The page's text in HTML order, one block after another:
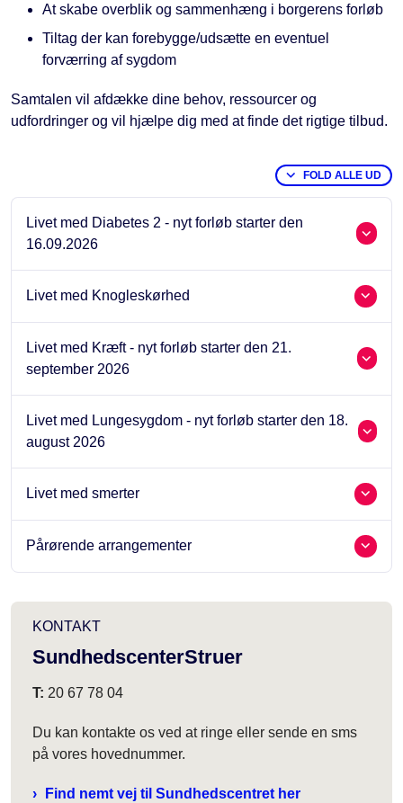
At skabe overblik og sammenhæng i borgerens forløb
Tiltag der kan forebygge/udsætte en eventuel
forværring af sygdom
Samtalen vil afdække dine behov, ressourcer og
udfordringer og vil hjælpe dig med at finde det rigtige tilbud.
FOLD ALLE UD
Livet med Diabetes 2 - nyt forløb starter den
16.09.2026
Livet med Knogleskørhed
Livet med Kræft - nyt forløb starter den 21.
september 2026
Livet med Lungesygdom - nyt forløb starter den 18.
august 2026
Livet med smerter
Pårørende arrangementer
KONTAKT
SundhedscenterStruer
T: 20 67 78 04
Du kan kontakte os ved at ringe eller sende en sms
på vores hovednummer.
Find nemt vej til Sundhedscentret her